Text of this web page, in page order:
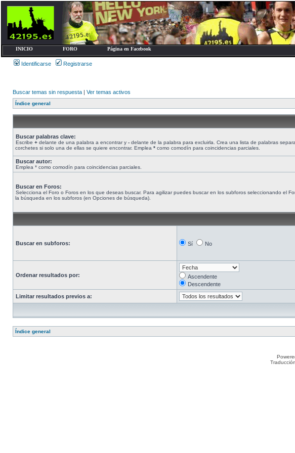
INICIO FORO Página en Facebook
Identificarse Registrarse
Buscar temas sin respuesta | Ver temas activos
Índice general
Buscar palabras clave:
Escribe + delante de una palabra a encontrar y - delante de la palabra para excluirla. Crea una lista de palabras
corchetes si solo una de ellas se quiere encontrar. Emplea * como comodín para coincidencias parciales.
Buscar autor:
Emplea * como comodín para coincidencias parciales.
Buscar en Foros:
Selecciona el Foro o Foros en los que deseas buscar. Para agilizar puedes buscar en los subforos seleccionando el
la búsqueda en los subforos (en Opciones de búsqueda).
Buscar en subforos: Sí No
Ordenar resultados por:
Ascendente
Descendente
Limitar resultados previos a:
Índice general